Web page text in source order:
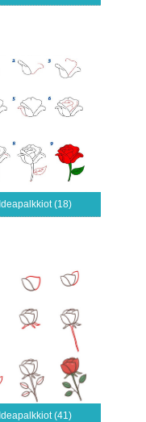
Ideapalkkiot (18)
Ideapalkkiot (41)